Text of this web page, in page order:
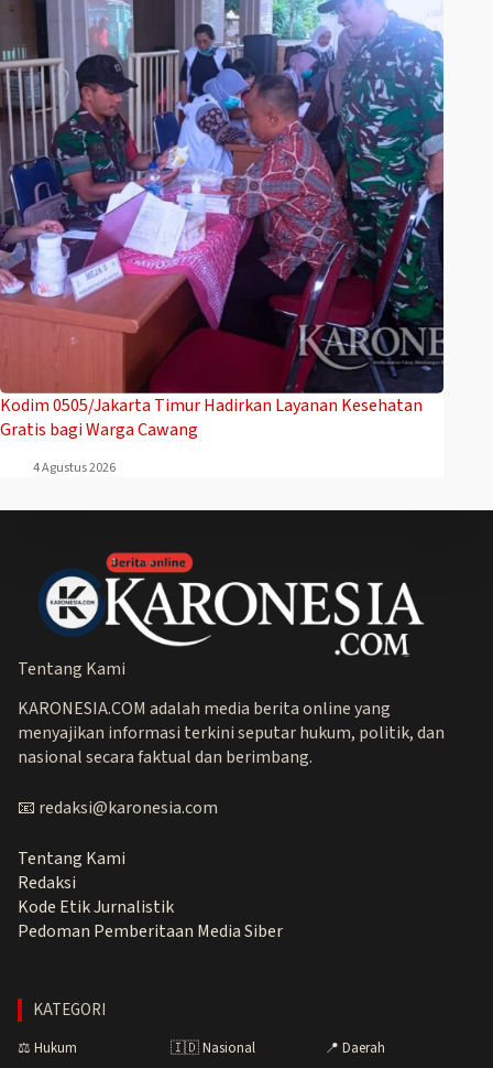
Kodim 0505/Jakarta Timur Hadirkan Layanan Kesehatan
Gratis bagi Warga Cawang
4 Agustus 2026
Tentang Kami
KARONESIA.COM adalah media berita online yang
menyajikan informasi terkini seputar hukum, politik, dan
nasional secara faktual dan berimbang.
📧 redaksi@karonesia.com
Tentang Kami
Redaksi
Kode Etik Jurnalistik
Pedoman Pemberitaan Media Siber
KATEGORI
⚖️ Hukum 🇮🇩 Nasional 📍 Daerah